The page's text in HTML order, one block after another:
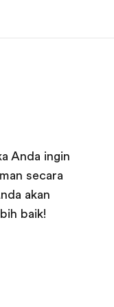
Anda ingin
secara
akan
baik!